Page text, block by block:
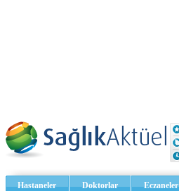
Hastaneler Doktorlar Eczaneler